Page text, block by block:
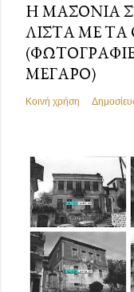
Η ΜΑΣΟΝΊΑ
ΛΊΣΤΑ ΜΕ
ΜΈΓΑΡΟ)
Κοινή χρήση